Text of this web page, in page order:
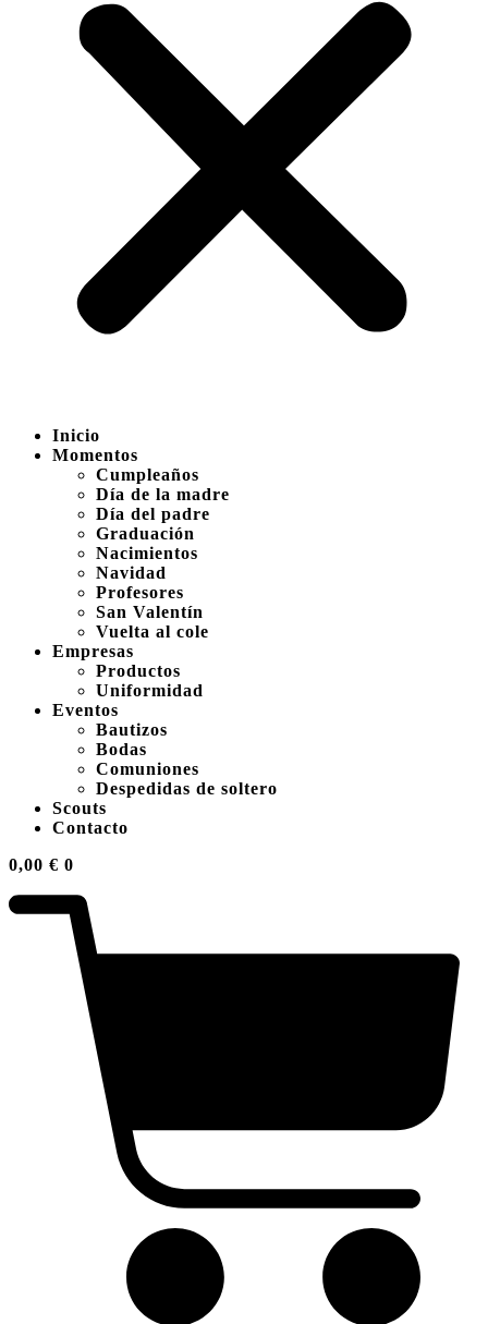
Inicio
Momentos
Cumpleaños
Día de la madre
Día del padre
Graduación
Nacimientos
Navidad
Profesores
San Valentín
Vuelta al cole
Empresas
Productos
Uniformidad
Eventos
Bautizos
Bodas
Comuniones
Despedidas de soltero
Scouts
Contacto
0,00 € 0